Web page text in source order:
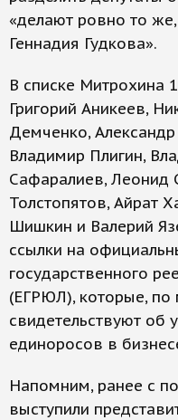
«делают ровно то
Геннадия Гудкова».
В списке Митрохина
Григорий Аникеев,
Демченко,
Владимир Плигин,
Сафаралиев, Леонид
Толстопятов, Айрат
Шишкин и Валерий
ссылки на
государственного
(ЕГРЮЛ), которые, по
свидетельствуют об
единоросов в
Напомним, ранее с
выступили